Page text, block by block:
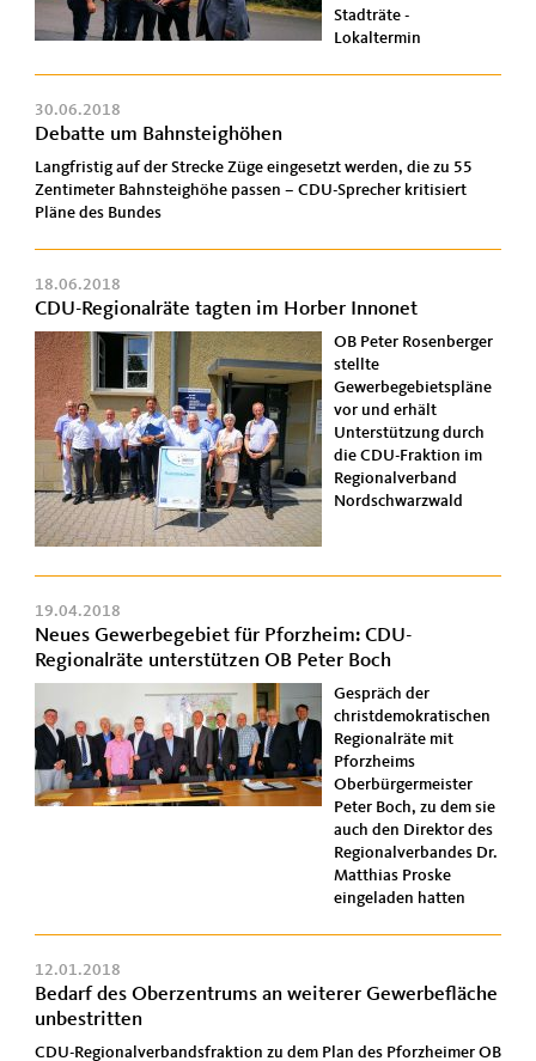
Stadträte -
Lokaltermin
30.06.2018
Debatte um Bahnsteighöhen
Langfristig auf der Strecke Züge eingesetzt werden, die zu 55
Zentimeter Bahnsteighöhe passen – CDU-Sprecher kritisiert
Pläne des Bundes
18.06.2018
CDU-Regionalräte tagten im Horber Innonet
OB Peter Rosenberger
stellte
Gewerbegebietspläne
vor und erhält
Unterstützung durch
die CDU-Fraktion im
Regionalverband
Nordschwarzwald
19.04.2018
Neues Gewerbegebiet für Pforzheim: CDU-
Regionalräte unterstützen OB Peter Boch
Gespräch der
christdemokratischen
Regionalräte mit
Pforzheims
Oberbürgermeister
Peter Boch, zu dem sie
auch den Direktor des
Regionalverbandes Dr.
Matthias Proske
eingeladen hatten
12.01.2018
Bedarf des Oberzentrums an weiterer Gewerbefläche
unbestritten
CDU-Regionalverbandsfraktion zu dem Plan des Pforzheimer OB